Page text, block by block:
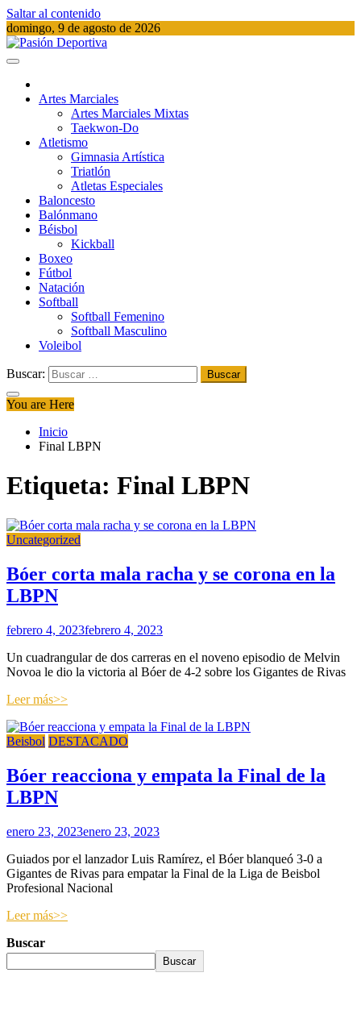
Saltar al contenido
domingo, 9 de agosto de 2026
Artes Marciales
Artes Marciales Mixtas
Taekwon-Do
Atletismo
Gimnasia Artística
Triatlón​
Atletas Especiales
Baloncesto
Balónmano
Béisbol
Kickball​
Boxeo
Fútbol
Natación​
Softball​
Softball​ Femenino
Softball​ Masculino
Voleibol​
Buscar:
You are Here
Inicio
Final LBPN
Etiqueta: Final LBPN
Uncategorized
Bóer corta mala racha y se corona en la
LBPN
febrero 4, 2023febrero 4, 2023
Un cuadrangular de dos carreras en el noveno episodio de Melvin
Novoa le dio la victoria al Bóer de 4-2 sobre los Gigantes de Rivas
Leer más>>
Beisbol DESTACADO
Bóer reacciona y empata la Final de la
LBPN
enero 23, 2023enero 23, 2023
Guiados por el lanzador Luis Ramírez, el Bóer blanqueó 3-0 a
Gigantes de Rivas para empatar la Final de la Liga de Beisbol
Profesional Nacional
Leer más>>
Buscar
Buscar